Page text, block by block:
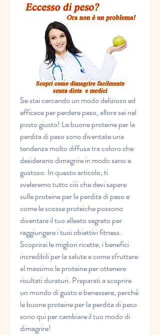
Se stai cercando un modo delizioso ed
efficace per perdere peso, allora sei nel
posto giusto! Le buone proteine per la
perdita di peso sono diventate una
tendenza molto diffusa tra coloro che
desiderano dimagrire in modo sano e
gustoso. In questo articolo, ti
sveleremo tutto ciò che devi sapere
sulle proteine ​​per la perdita di peso e
come le scosse proteiche possono
diventare il tuo alleato segreto per
raggiungere i tuoi obiettivi fitness.
Scoprirai le migliori ricette, i benefici
incredibili per la salute e come sfruttare
al massimo le proteine per ottenere
risultati duraturi. Preparati a scoprire
un mondo di gusto e benessere, perché
le buone proteine per la perdita di peso
sono qui per cambiare il tuo modo di
dimagrire!